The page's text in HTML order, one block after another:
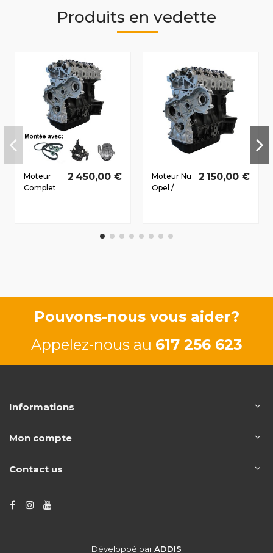
Produits en vedette
Moteur
Complet
2 450,00 €
Moteur Nu
Opel /
2006 2.5 D
2 150,00 €
Pouvons-nous vous aider?
Appelez-nous au 617 256 623
Informations
Mon compte
Contact us
Développé parADDIS